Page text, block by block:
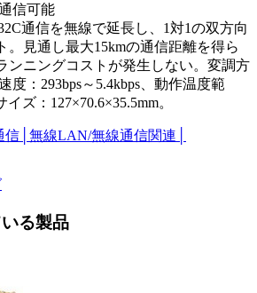
信可能
通信を無線で延長し、1対1の双方向
。見通し最大15kmの通信距離を得ら
ンニングコストが発生しない。変調方
度：293bps～5.4kbps、動作温度範
ズ：127×70.6×35.5mm。
信 無線LAN/無線通信関連
る製品